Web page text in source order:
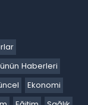
Haberleri
Ekonomi